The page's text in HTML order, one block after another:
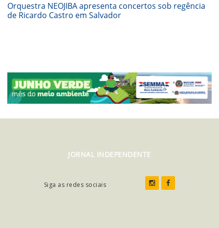
Orquestra NEOJIBA apresenta concertos sob regência
de Ricardo Castro em Salvador
JORNAL INDEPENDENTE
Siga as redes sociais